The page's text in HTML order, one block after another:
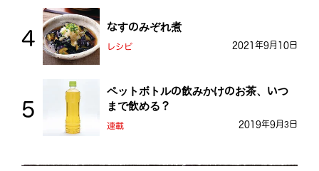
なすのみぞれ煮
レシピ 2021年9月10日
ペットボトルの飲みかけのお茶、いつ
まで飲める？
連載 2019年9月3日